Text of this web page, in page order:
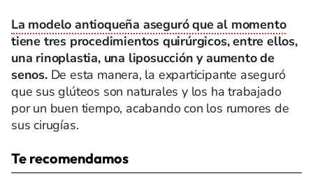
La modelo antioqueña aseguró que al momento
tiene tres procedimientos quirúrgicos, entre ellos,
una rinoplastia, una liposucción y aumento de
senos. De esta manera, la exparticipante aseguró
que sus glúteos son naturales y los ha trabajado
por un buen tiempo, acabando con los rumores de
sus cirugías.
Te recomendamos